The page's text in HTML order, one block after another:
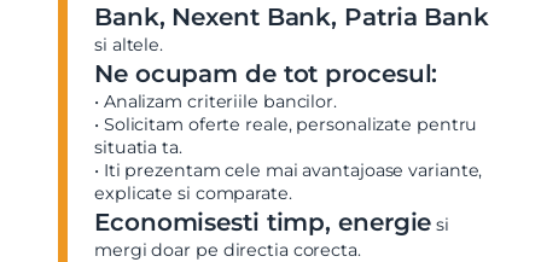
Bank, Nexent Bank, Patria Bank
si altele.
Ne ocupam de tot procesul:
• Analizam criteriile bancilor.
• Solicitam oferte reale, personalizate pentru
situatia ta.
• Iti prezentam cele mai avantajoase variante,
explicate si comparate.
Economisesti timp, energie si
mergi doar pe directia corecta.